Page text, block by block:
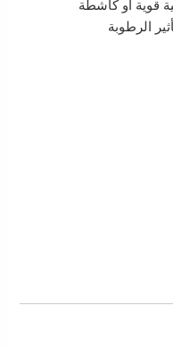
قوية أو كاشطة
الرطوبة